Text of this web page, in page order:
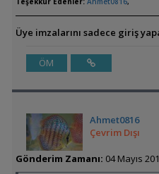
Üye imzalarını sadece giriş
ÖM
Ahmet0816
Çevrim Dışı
Gönderim Zamanı: 04 Mayıs